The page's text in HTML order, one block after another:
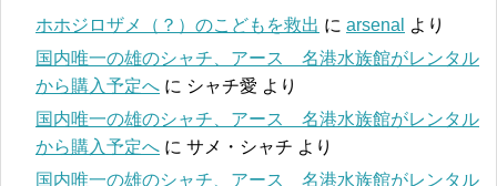
ホホジロザメ（？）のこどもを救出 に arsenal より
国内唯一の雄のシャチ、アース 名港水族館がレンタル
から購入予定へ に シャチ愛 より
国内唯一の雄のシャチ、アース 名港水族館がレンタル
から購入予定へ に サメ・シャチ より
国内唯一の雄のシャチ、アース 名港水族館がレンタル